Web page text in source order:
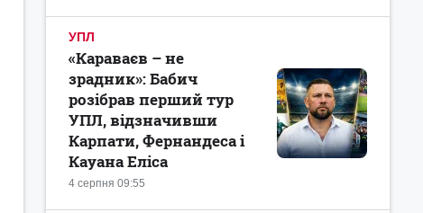
УПЛ
4 серпня 09:55
«Караваєв – не
зрадник»: Бабич
розібрав перший тур
УПЛ, відзначивши
Карпати, Фернандеса і
Кауана Еліса